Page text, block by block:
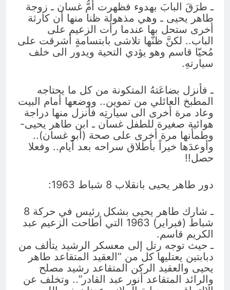
ـ طرَقَ البابَ بهدوء فظهرت أمُّ غسان ـ زوجة
طاهر يحيى ـ وهي مذهولة ظنا منها أن كارثة
أخرى ستحل بها عندما رأت الزعيم على
الباب.. لكنَّ ظنّها تلاشى بابتسامةٍ أشرقت على
مُحيّا قاسم وهو يؤدي التحية ويدور الى خلف
سيارتهِ.
ـ فأنزل بضاعَتهُ المتكونة من كل ما يحتاجه
المطبخ العائلي من تموين.. ووضعها أمام البيت
وعاد مرة أخرى الى سيارتِه فأنزل منها دراجة
هوائية صغيرة للطفل غسان ـ ابن طاهر يحيى-
وطمأنها مرة أخرى على صحة (أبو غسان)..
وأوعدَها خيراً بأطلاق سراحه بعد أيام.. وفعلا
حصل!!
دور طاهر يحيى بانقلاب 8 شباط 1963:
ـ شارك طاهر يحيى بشكل رئيس في حركة 8
شباط (فبراير) 1963 التي أطاحت الزعيم عبد
الكريم قاسم.
ـ حيث توجه رتل إلى معسكر الرشيد يتألف من
دبابتين يعتليها كل من “العقيد المتقاعد طاهر
يحيى والعقيد الركن المتقاعد رشيد مصلح
والرائد المتقاعد أنور عبد القادر”.. وتخلف عن